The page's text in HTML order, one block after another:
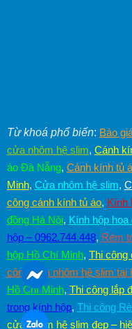
Từ khoá phổ biến: Báo
cửa nhôm hệ slim, Cánh
áo Đà Nẵng, Cánh kính tủ
Minh, Cửa nhôm hệ slim,
công cánh kính tủ áo, Kính
đồng Hà Nội, Kính hộp
hộp – 0962.744.448, Rèm
hộp Hồ Chí Minh, Thi công
công cửa nhôm hệ slim tại
Hồ Chí Minh, Thi công lắp
trong kính hộp, Thi công
cửa nhôm hệ slim đẹp –